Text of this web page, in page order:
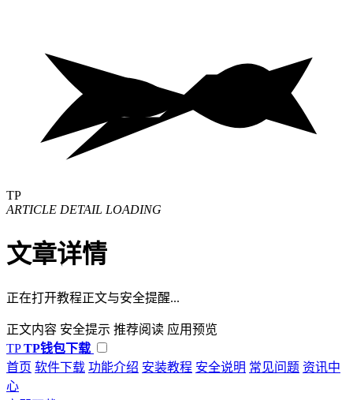
TP
ARTICLE DETAIL LOADING
文章详情
正在打开教程正文与安全提醒...
正文内容 安全提示 推荐阅读 应用预览
TP TP钱包下载
首页 软件下载 功能介绍 安装教程 安全说明 常见问题 资讯中
心